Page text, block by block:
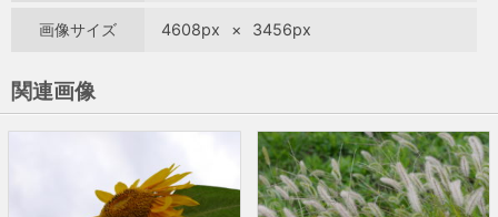
画像サイズ 4608px × 3456px
関連画像